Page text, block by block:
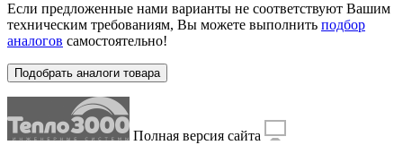
Если предложенные нами варианты не соответствуют Вашим
техническим требованиям, Вы можете выполнить подбор
аналогов самостоятельно!
Подобрать аналоги товара
Полная версия сайта